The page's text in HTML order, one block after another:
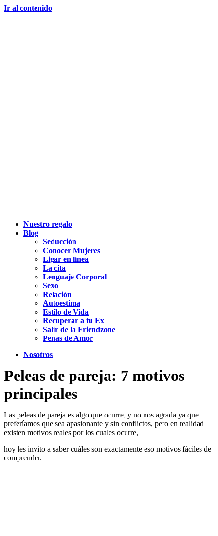
Ir al contenido
Nuestro regalo
Blog
Seducción
Conocer Mujeres
Ligar en línea
La cita
Lenguaje Corporal
Sexo
Relación
Autoestima
Estilo de Vida
Recuperar a tu Ex
Salir de la Friendzone
Penas de Amor
Nosotros
Peleas de pareja: 7 motivos
principales
Las peleas de pareja es algo que ocurre, y no nos agrada ya que
preferíamos que sea apasionante y sin conflictos, pero en realidad
existen motivos reales por los cuales ocurre,
hoy les invito a saber cuáles son exactamente eso motivos fáciles de
comprender.